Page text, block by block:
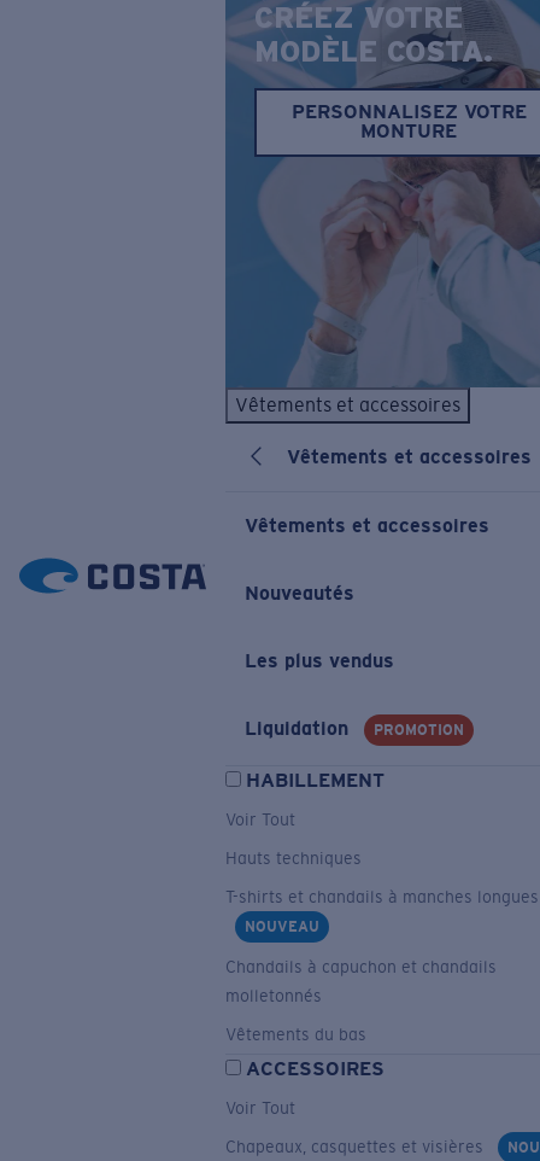
CRÉEZ VOTRE
MODÈLE COSTA.
PERSONNALISEZ VOTRE
MONTURE
Vêtements et accessoires
Vêtements et accessoires
Vêtements et accessoires
Nouveautés
Les plus vendus
Liquidation PROMOTION
HABILLEMENT
Voir Tout
Hauts techniques
T-shirts et chandails à manches longues
NOUVEAU
Chandails à capuchon et chandails
molletonnés
Vêtements du bas
ACCESSOIRES
Voir Tout
Chapeaux, casquettes et visières